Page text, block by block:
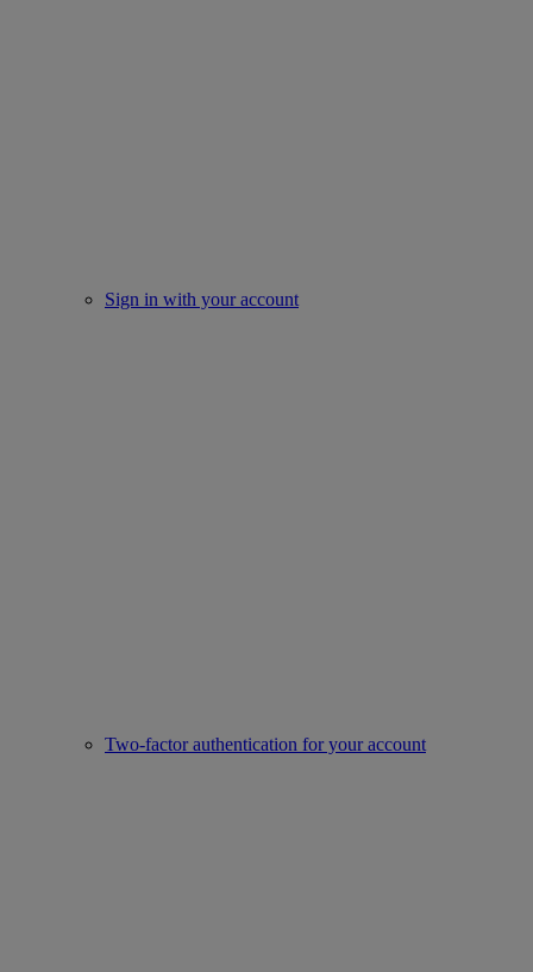
Sign in with your account
Two-factor authentication for your account